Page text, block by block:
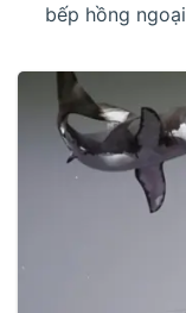
bếp hồng ngoại